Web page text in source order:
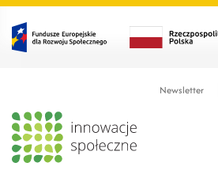
Newsletter